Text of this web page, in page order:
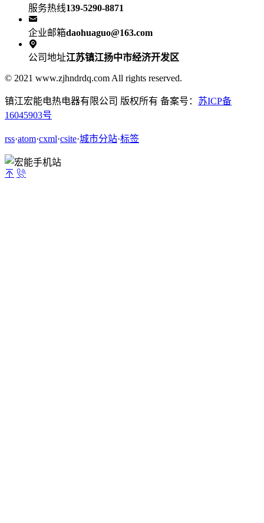
服务热线139-5290-8871

企业邮箱daohuaguo@163.com

公司地址江苏镇江扬中市经济开发区
© 2021 www.zjhndrdq.com All rights reserved.
镇江宏能电热电器有限公司 版权所有 备案号： 苏ICP备
16045903号
rss·atom·cxml·csite·城市分站·标签
 